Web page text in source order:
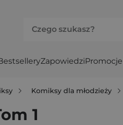
ZapowiedziPromocje
Komiksy dla młodzieży
1